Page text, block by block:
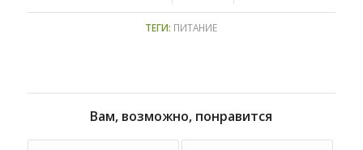
ТЕГИ: ПИТАНИЕ
Вам, возможно, понравится